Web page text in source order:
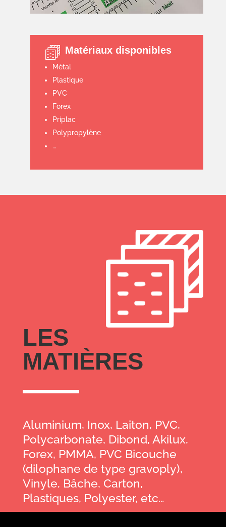
Matériaux disponibles
Métal
Plastique
PVC
Forex
Priplac
Polypropylène
…
LES
MATIÈRES
Aluminium, Inox, Laiton, PVC,
Polycarbonate, Dibond, Akilux,
Forex, PMMA, PVC Bicouche
(dilophane de type gravoply),
Vinyle, Bâche, Carton,
Plastiques, Polyester, etc…